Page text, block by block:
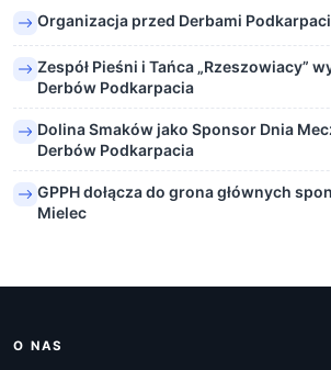
Organizacja przed Derbami
Zespół Pieśni i Tańca „Rzeszowiacy”
Derbów Podkarpacia
Dolina Smaków jako Sponsor Dnia
Derbów Podkarpacia
GPPH dołącza do grona głównych
Mielec
O NAS